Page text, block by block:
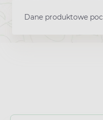
Dane produktowe